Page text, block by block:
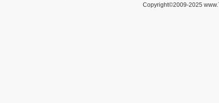
Copyright©2009-2025